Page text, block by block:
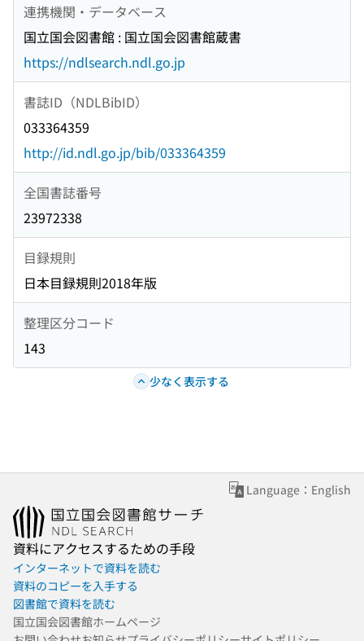
連携機関・データベース
国立国会図書館 : 国立国会図書館蔵書
https://ndlsearch.ndl.go.jp
書誌ID（NDLBibID）
033364359
http://id.ndl.go.jp/bib/033364359
全国書誌番号
23972338
目録規則
日本目録規則2018年版
整理区分コード
143
少なく表示する
Language：English
資料にアクセスするための手段
インターネットで資料を読む
資料のコピーを入手する
図書館で資料を読む
国立国会図書館ホームページ